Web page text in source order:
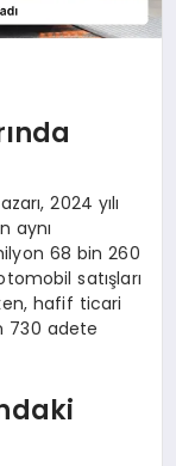
2024 yılı
aynı
68 bin 260
satışları
hafif ticari
730 adete